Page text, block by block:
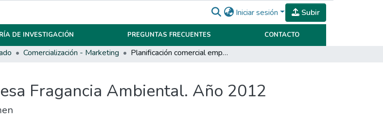
Iniciar sesión Subir
DE INVESTIGACIÓN PREGUNTAS FRECUENTES CONTACTO
Comercialización - Marketing Planificación comercial empresa Fragancia Ambiental. Año 2012
Fragancia Ambiental. Año 2012